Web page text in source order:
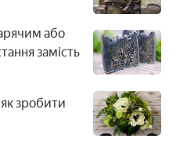
або
замість
як зробити